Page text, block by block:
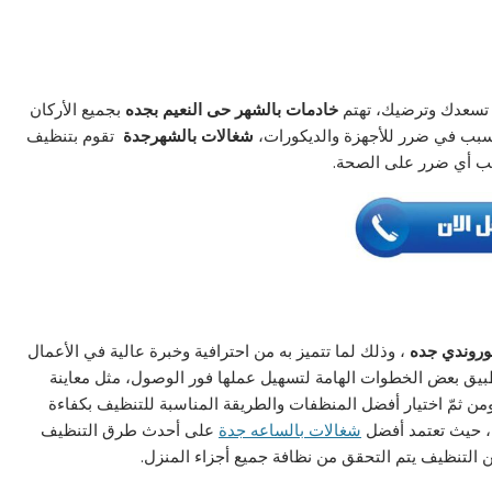
تسعدك وترضيك، تهتم خادمات بالشهر حى النعيم بجده بجميع الأركان
في ضرر للأجهزة والديكورات، شغالات بالشهرجدة تقوم بتنظيف
أي ضرر على الصحة.
جده ، وذلك لما تتميز به من احترافية وخبرة عالية في الأعمال
بعض الخطوات الهامة لتسهيل عملها فور الوصول، مثل معاينة
ثمّ اختيار أفضل المنظفات والطريقة المناسبة للتنظيف بكفاءة
حيث تعتمد أفضل شغالات بالساعه جدة على أحدث طرق التنظيف
التنظيف يتم التحقق من نظافة جميع أجزاء المنزل.